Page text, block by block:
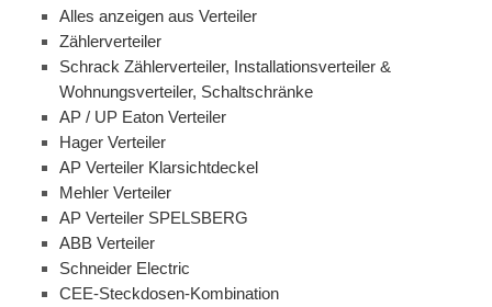
Alles anzeigen aus Verteiler
Zählerverteiler
Schrack Zählerverteiler, Installationsverteiler &
Wohnungsverteiler, Schaltschränke
AP / UP Eaton Verteiler
Hager Verteiler
AP Verteiler Klarsichtdeckel
Mehler Verteiler
AP Verteiler SPELSBERG
ABB Verteiler
Schneider Electric
CEE-Steckdosen-Kombination